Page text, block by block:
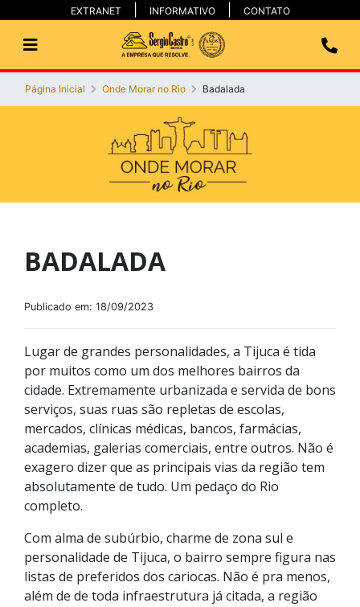
EXTRANET INFORMATIVO CONTATO
Página Inicial Onde Morar no Rio Badalada
BADALADA
Publicado em: 18/09/2023
Lugar de grandes personalidades, a Tijuca é tida
por muitos como um dos melhores bairros da
cidade. Extremamente urbanizada e servida de bons
serviços, suas ruas são repletas de escolas,
mercados, clínicas médicas, bancos, farmácias,
academias, galerias comerciais, entre outros. Não é
exagero dizer que as principais vias da região tem
absolutamente de tudo. Um pedaço do Rio
completo.
Com alma de subúrbio, charme de zona sul e
personalidade de Tijuca, o bairro sempre figura nas
listas de preferidos dos cariocas. Não é pra menos,
além de de toda infraestrutura já citada, a região